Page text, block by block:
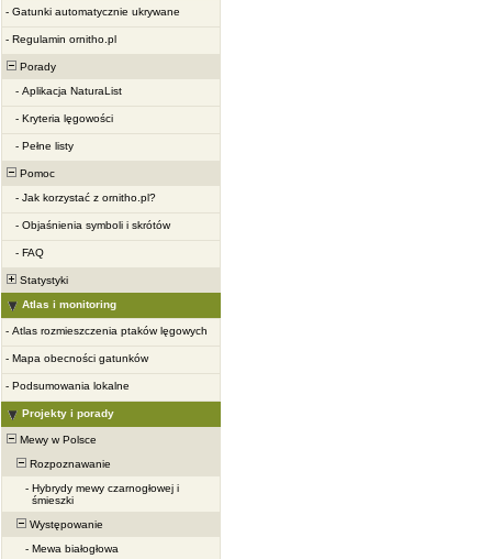
- Gatunki automatycznie ukrywane
- Regulamin ornitho.pl
Porady
- Aplikacja NaturaList
- Kryteria lęgowości
- Pełne listy
Pomoc
- Jak korzystać z ornitho.pl?
- Objaśnienia symboli i skrótów
- FAQ
Statystyki
Atlas i monitoring
- Atlas rozmieszczenia ptaków lęgowych
- Mapa obecności gatunków
- Podsumowania lokalne
Projekty i porady
Mewy w Polsce
Rozpoznawanie
- Hybrydy mewy czarnogłowej i
śmieszki
Występowanie
- Mewa białogłowa